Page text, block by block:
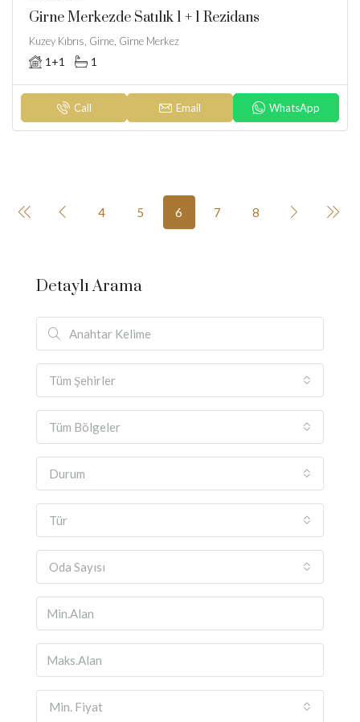
Girne Merkezde Satılık 1 + 1 Rezidans
Kuzey Kıbrıs, Girne, Girne Merkez
1+1 1
Call Email WhatsApp
4 5 6 7 8
Detaylı Arama
Tüm Şehirler
Tüm Bölgeler
Durum
Tür
Oda Sayısı
Min. Fiyat